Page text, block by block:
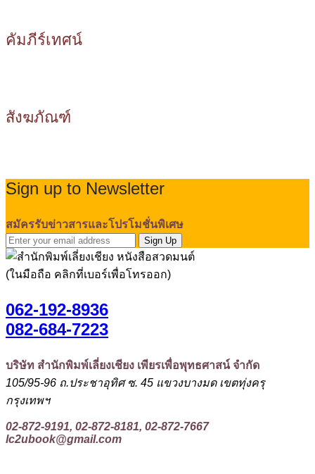
คัมภีร์เทศน์
สังฆภัณฑ์
Sign up to Newsletter
สมัครรับข่าวสารและโปรโมชั่นพิเศษ
Sign Up
(ในมือถือ คลิกที่เบอร์เพื่อโทรออก)
062-192-8936
082-684-7223
บริษัท สำนักพิมพ์เลี่ยงเชียง เพียรเพื่อพุทธศาสน์ จำกัด
105/95-96 ถ.ประชาอุทิศ ซ. 45 แขวงบางมด เขตทุ่งครุ
กรุงเทพฯ
02-872-9191, 02-872-8181, 02-872-7667
lc2ubook@gmail.com